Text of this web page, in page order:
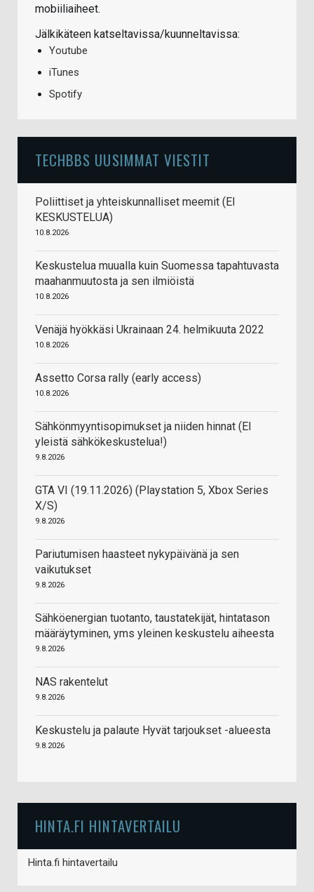
mobiiliaiheet.
Jälkikäteen katseltavissa/kuunneltavissa:
Youtube
iTunes
Spotify
TECHBBS UUSIMMAT VIESTIT
Poliittiset ja yhteiskunnalliset meemit (EI
KESKUSTELUA)
10.8.2026
Keskustelua muualla kuin Suomessa tapahtuvasta
maahanmuutosta ja sen ilmiöistä
10.8.2026
Venäjä hyökkäsi Ukrainaan 24. helmikuuta 2022
10.8.2026
Assetto Corsa rally (early access)
10.8.2026
Sähkönmyyntisopimukset ja niiden hinnat (EI
yleistä sähkökeskustelua!)
9.8.2026
GTA VI (19.11.2026) (Playstation 5, Xbox Series
X/S)
9.8.2026
Pariutumisen haasteet nykypäivänä ja sen
vaikutukset
9.8.2026
Sähköenergian tuotanto, taustatekijät, hintatason
määräytyminen, yms yleinen keskustelu aiheesta
9.8.2026
NAS rakentelut
9.8.2026
Keskustelu ja palaute Hyvät tarjoukset -alueesta
9.8.2026
HINTA.FI HINTAVERTAILU
Hinta.fi hintavertailu